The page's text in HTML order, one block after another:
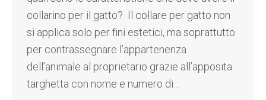
collarino per il gatto? Il collare per gatto non
si applica solo per fini estetici, ma soprattutto
per contrassegnare l’appartenenza
dell’animale al proprietario grazie all’apposita
targhetta con nome e numero di…